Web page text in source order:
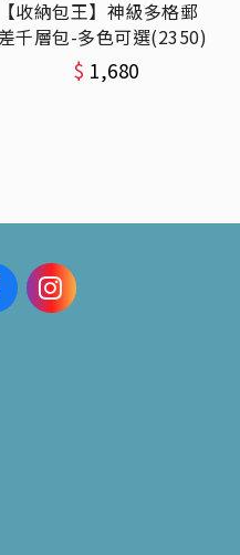
【收納包王】神級多格郵
千層包-多色可選(2350)
$ 1,680